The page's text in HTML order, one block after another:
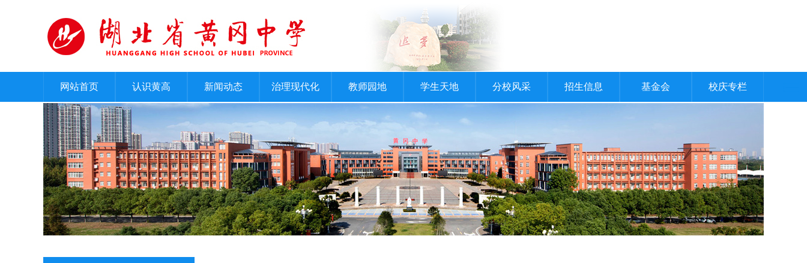
网站首页 认识黄高 新闻动态 治理现代化 教师园地 学生天地 分校风采 招生信息 基金会 校庆专栏